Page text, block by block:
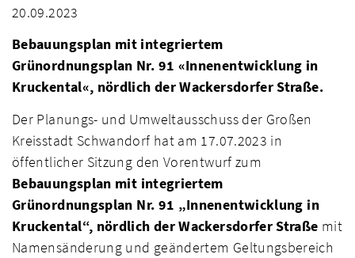
20.09.2023
Bebauungsplan mit integriertem
Grünordnungsplan Nr. 91 «Innenentwicklung in
Kruckental«, nördlich der Wackersdorfer Straße.
Der Planungs- und Umweltausschuss der Großen
Kreisstadt Schwandorf hat am 17.07.2023 in
öffentlicher Sitzung den Vorentwurf zum
Bebauungsplan mit integriertem
Grünordnungsplan Nr. 91 „Innenentwicklung in
Kruckental“, nördlich der Wackersdorfer Straße mit
Namensänderung und geändertem Geltungsbereich